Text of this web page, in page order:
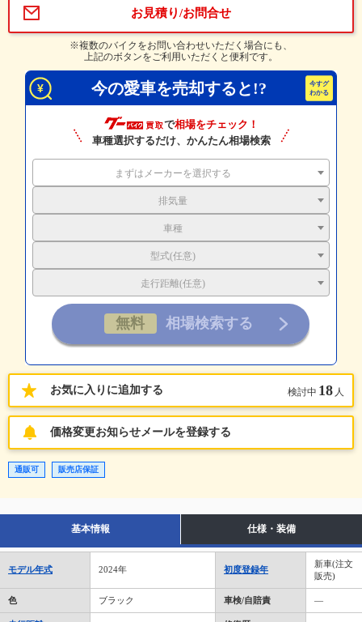
お見積り/お問合せ
※複数のバイクをお問い合わせいただく場合にも、
上記のボタンをご利用いただくと便利です。
今の愛車を売却すると!?
で相場をチェック！
車種選択するだけ、かんたん相場検索
まずはメーカーを選択する
排気量
車種
型式(任意)
走行距離(任意)
お気に入りに追加する 検討中 18 人
価格変更お知らせメールを登録する
通販可 販売店保証
基本情報 仕様・装備
モデル年式 2024年 初度登録年
新車(注文
販売)
色 ブラック 車検/自賠責 ―